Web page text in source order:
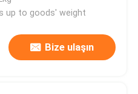
up to goods' weight
Bize ulaşın